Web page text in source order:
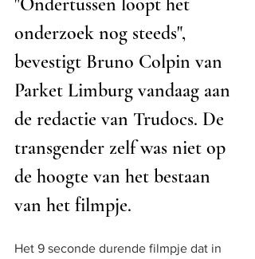
"Ondertussen loopt het
onderzoek nog steeds",
bevestigt Bruno Colpin van
Parket Limburg vandaag aan
de redactie van Trudocs. De
transgender zelf was niet op
de hoogte van het bestaan
van het filmpje.
Het 9 seconde durende filmpje dat in